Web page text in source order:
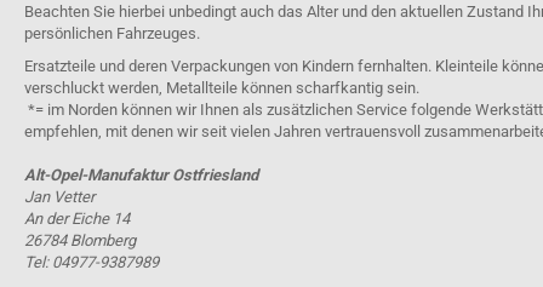
Beachten Sie hierbei unbedingt auch das Alter und den aktuellen Zustand
persönlichen Fahrzeuges.
Ersatzteile und deren Verpackungen von Kindern fernhalten. Kleinteile
verschluckt werden, Metallteile können scharfkantig sein.
*= im Norden können wir Ihnen als zusätzlichen Service folgende
empfehlen, mit denen wir seit vielen Jahren vertrauensvoll
Alt-Opel-Manufaktur Ostfriesland
Jan Vetter
An der Eiche 14
26784 Blomberg
Tel: 04977-9387989